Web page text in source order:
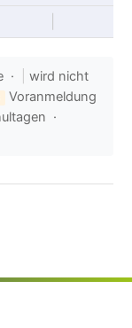
·
wird nicht
Voranmeldung
·